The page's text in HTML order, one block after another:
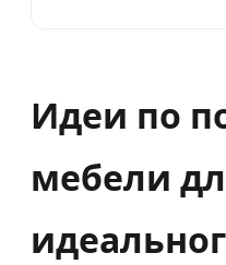
Идеи по
мебели